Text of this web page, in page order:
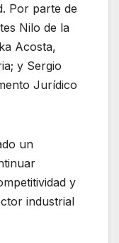
Por parte de
Nilo de la
Acosta,
y Sergio
Jurídico
un
y
industrial